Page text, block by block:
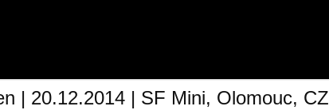
| 20.12.2014 | SF Mini, Olomouc, CZ